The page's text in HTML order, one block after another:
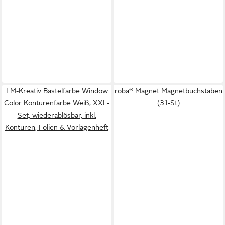
LM-Kreativ Bastelfarbe Window
Color Konturenfarbe Weiß, XXL-
Set, wiederablösbar, inkl.
Konturen, Folien & Vorlagenheft
roba® Magnet Magnetbuchstaben
(31-St)